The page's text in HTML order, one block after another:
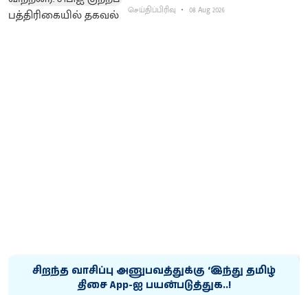
செய்திப்பிரிவு 08 Aug 2026
சிறந்த வாசிப்பு அனுபவத்துக்கு ‘இந்து தமிழ்
திசை App-ஐ பயன்படுத்துக..!